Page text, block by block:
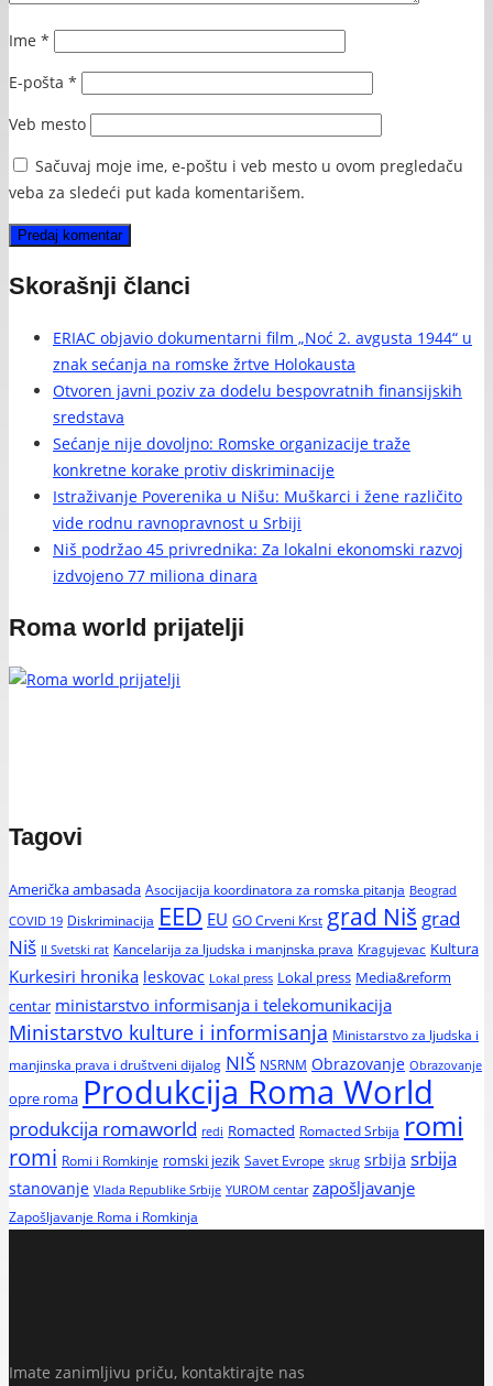
Ime *
E-pošta *
Veb mesto
Sačuvaj moje ime, e-poštu i veb mesto u ovom pregledaču
veba za sledeći put kada komentarišem.
Skorašnji članci
ERIAC objavio dokumentarni film „Noć 2. avgusta 1944“ u
znak sećanja na romske žrtve Holokausta
Otvoren javni poziv za dodelu bespovratnih finansijskih
sredstava
Sećanje nije dovoljno: Romske organizacije traže
konkretne korake protiv diskriminacije
Istraživanje Poverenika u Nišu: Muškarci i žene različito
vide rodnu ravnopravnost u Srbiji
Niš podržao 45 privrednika: Za lokalni ekonomski razvoj
izdvojeno 77 miliona dinara
Roma world prijatelji
Tagovi
Američka ambasada Asocijacija koordinatora za romska pitanja Beograd
COVID 19 Diskriminacija EED EU GO Crveni Krst grad Niš grad
Niš II Svetski rat Kancelarija za ljudska i manjnska prava Kragujevac Kultura
Kurkesiri hronika leskovac Lokal press Lokal press Media&reform
centar ministarstvo informisanja i telekomunikacija
Ministarstvo kulture i informisanja Ministarstvo za ljudska i
manjinska prava i društveni dijalog NIŠ NSRNM Obrazovanje Obrazovanje
opre roma Produkcija Roma World
produkcija romaworld redi Romacted Romacted Srbija romi
romi Romi i Romkinje romski jezik Savet Evrope skrug srbija srbija
stanovanje Vlada Republike Srbije YUROM centar zapošljavanje
Zapošljavanje Roma i Romkinja
Imate zanimljivu priču, kontaktirajte nas